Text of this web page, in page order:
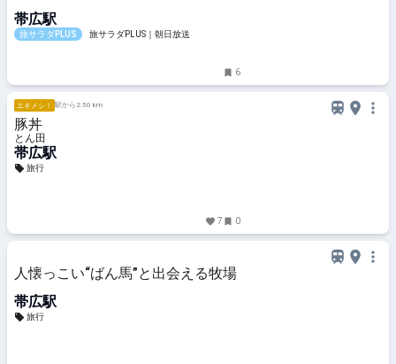
で幅広く紹介
帯広駅
旅サラダPLUS 旅サラダPLUS｜朝日放送
6
エキメシ！ 駅から2.50 km
豚丼
とん田
帯広駅
旅行
7 0
人懐っこい“ばん馬”と出会える牧場
帯広駅
旅行